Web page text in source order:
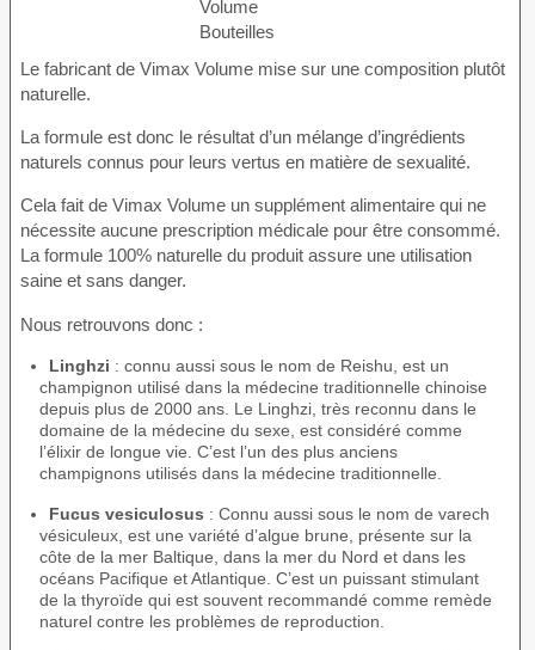
Le fabricant de Vimax Volume mise sur une composition plutôt
naturelle.
La formule est donc le résultat d’un mélange d’ingrédients
naturels connus pour leurs vertus en matière de sexualité.
Cela fait de Vimax Volume un supplément alimentaire qui ne
nécessite aucune prescription médicale pour être consommé.
La formule 100% naturelle du produit assure une utilisation
saine et sans danger.
Nous retrouvons donc :
Linghzi : connu aussi sous le nom de Reishu, est un
champignon utilisé dans la médecine traditionnelle chinoise
depuis plus de 2000 ans. Le Linghzi, très reconnu dans le
domaine de la médecine du sexe, est considéré comme
l’élixir de longue vie. C’est l’un des plus anciens
champignons utilisés dans la médecine traditionnelle.
Fucus vesiculosus : Connu aussi sous le nom de varech
vésiculeux, est une variété d’algue brune, présente sur la
côte de la mer Baltique, dans la mer du Nord et dans les
océans Pacifique et Atlantique. C’est un puissant stimulant
de la thyroïde qui est souvent recommandé comme remède
naturel contre les problèmes de reproduction.